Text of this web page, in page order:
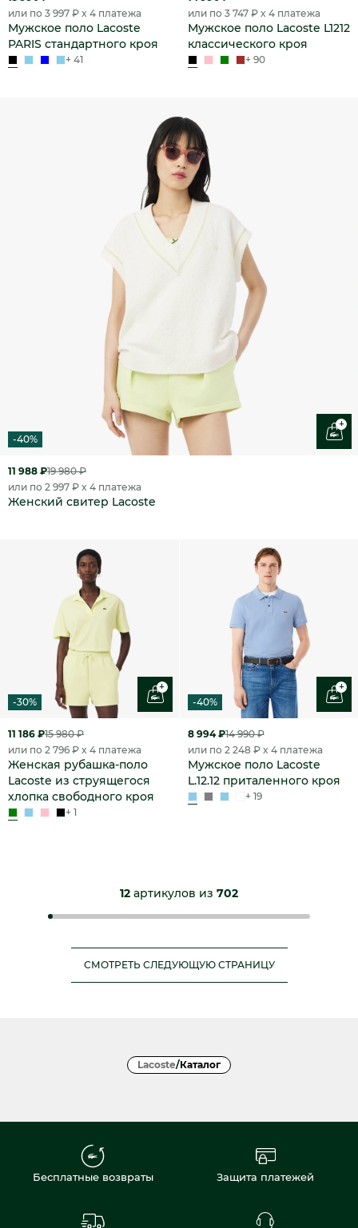
или по 3 997 ₽ x 4 платежа
Мужское поло Lacoste
PARIS стандартного кроя
+ 41
или по 3 747 ₽ x 4 платежа
Мужское поло Lacoste L1212
классического кроя
+ 90
-40%
+
11 988 ₽19 980 ₽
или по 2 997 ₽ x 4 платежа
Женский свитер Lacoste
-30%
+
11 186 ₽15 980 ₽
или по 2 796 ₽ x 4 платежа
Женская рубашка-поло
Lacoste из струящегося
хлопка свободного кроя
+ 1
-40%
+
8 994 ₽14 990 ₽
или по 2 248 ₽ x 4 платежа
Мужское поло Lacoste
L.12.12 приталенного кроя
+ 19
12 артикулов из 702
СМОТРЕТЬ СЛЕДУЮЩУЮ СТРАНИЦУ
Lacoste/Каталог
Бесплатные возвраты Защита платежей